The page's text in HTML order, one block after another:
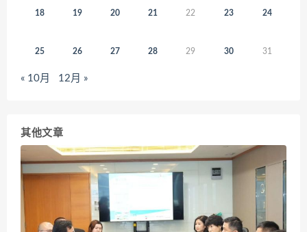
18 19 20 21 22 23 24
25 26 27 28 29 30 31
« 10月 12月 »
其他文章